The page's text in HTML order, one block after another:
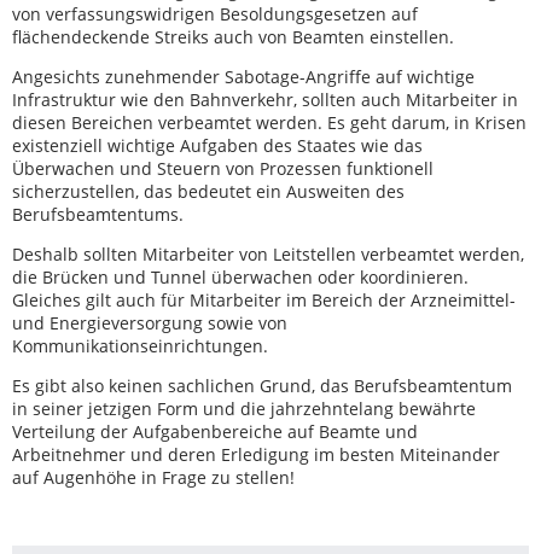
von verfassungswidrigen Besoldungsgesetzen auf
flächendeckende Streiks auch von Beamten einstellen.
Angesichts zunehmender Sabotage-Angriffe auf wichtige
Infrastruktur wie den Bahnverkehr, sollten auch Mitarbeiter in
diesen Bereichen verbeamtet werden. Es geht darum, in Krisen
existenziell wichtige Aufgaben des Staates wie das
Überwachen und Steuern von Prozessen funktionell
sicherzustellen, das bedeutet ein Ausweiten des
Berufsbeamtentums.
Deshalb sollten Mitarbeiter von Leitstellen verbeamtet werden,
die Brücken und Tunnel überwachen oder koordinieren.
Gleiches gilt auch für Mitarbeiter im Bereich der Arzneimittel-
und Energieversorgung sowie von
Kommunikationseinrichtungen.
Es gibt also keinen sachlichen Grund, das Berufsbeamtentum
in seiner jetzigen Form und die jahrzehntelang bewährte
Verteilung der Aufgabenbereiche auf Beamte und
Arbeitnehmer und deren Erledigung im besten Miteinander
auf Augenhöhe in Frage zu stellen!